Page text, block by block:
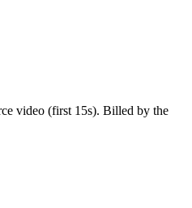
video (first 15s). Billed by the